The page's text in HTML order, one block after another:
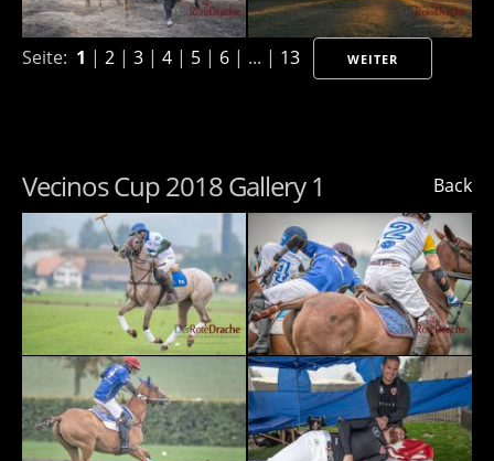
Seite: 1 | 2 | 3 | 4 | 5 | 6 | ... | 13 WEITER
Back
Vecinos Cup 2018 Gallery 1